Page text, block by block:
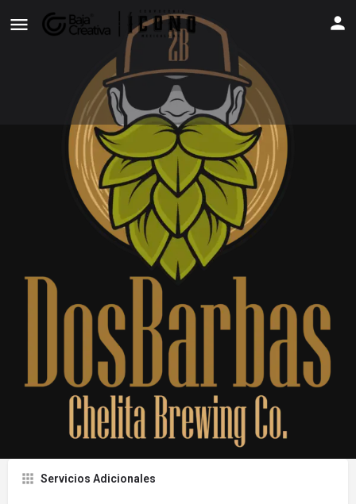
DosBarbas Chelita Brewing Co.
Contáctanos
Agregar a Favoritos
Acerca De Nosotros
Cerveceria Artesanal De la Baja, dedicada a hacer cerveza de
Inicio de Operaciónes
Servicios Adicionales